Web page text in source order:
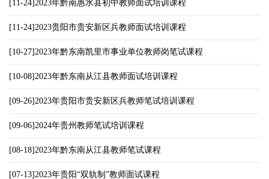
[11-24]2023年黔南惠水县初中教师面试培训课程
[11-24]2023贵阳市贵安新区兵教师面试培训课程
[10-27]2023年黔东南凯里市事业单位教师岗笔试课程
[10-08]2023年黔东南从江县教师面试培训课程
[09-26]2023年贵阳市贵安新区兵教师笔试培训课程
[09-06]2024年贵州教师笔试培训课程
[08-18]2023年黔东南从江县教师笔试课程
[07-13]2023年贵阳“双轨制”教师面试课程